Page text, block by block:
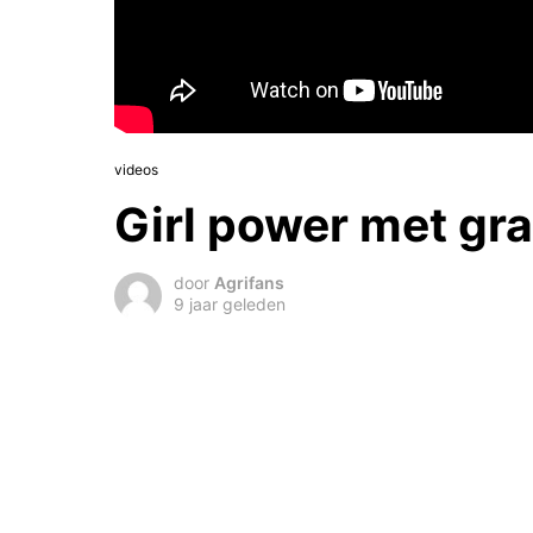
videos
Girl power met
door Agrifans
9 jaar geleden